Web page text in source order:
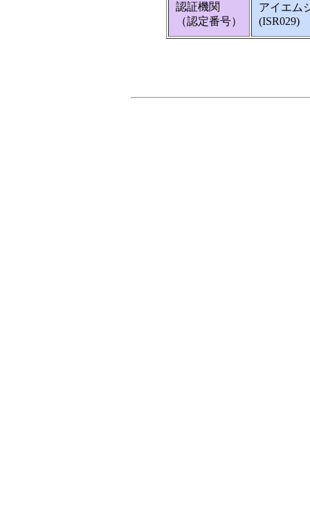
認証機関
（認定番号）
アイエム
(ISR029)